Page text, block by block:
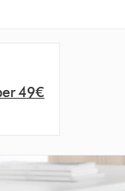
49€